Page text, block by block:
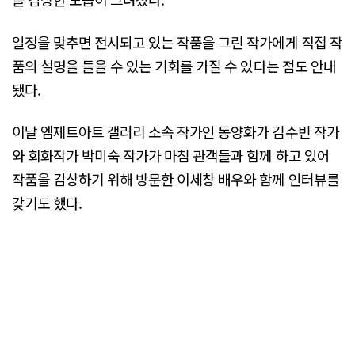
일정을 맞추면 전시되고 있는 작품을 그린 작가에게 직접 작
품의 설명을 들을 수 있는 기회를 가질 수 있다는 점도 안내
됐다.
이날 엠제트아트 갤러리 소속 작가인 동양화가 김수빈 작가
와 회화작가 박미숙 작가가 마침 관객들과 함께 하고 있어
작품을 감상하기 위해 방문한 이세창 배우와 함께 인터뷰를
갖기도 했다.